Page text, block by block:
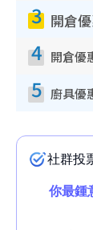
3
4
5